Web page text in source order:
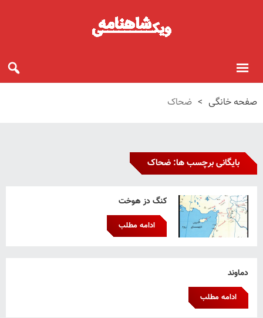
صفحه خانگی > ضحاک
بایگانی برچسب ها: ضحاک
کنگ دز هوخت
ادامه مطلب
دماوند
ادامه مطلب